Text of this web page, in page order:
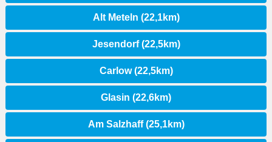
Alt Meteln (22,1km)
Jesendorf (22,5km)
Carlow (22,5km)
Glasin (22,6km)
Am Salzhaff (25,1km)